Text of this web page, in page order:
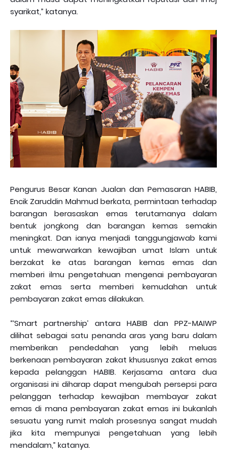
syarikat,” katanya.
Pengurus Besar Kanan Jualan dan Pemasaran HABIB,
Encik Zaruddin Mahmud berkata, permintaan terhadap
barangan berasaskan emas terutamanya dalam
bentuk jongkong dan barangan kemas semakin
meningkat. Dan ianya menjadi tanggungjawab kami
untuk mewarwarkan kewajiban umat Islam untuk
berzakat ke atas barangan kemas emas dan
memberi ilmu pengetahuan mengenai pembayaran
zakat emas serta memberi kemudahan untuk
pembayaran zakat emas dilakukan.
“‘Smart partnership’ antara HABIB dan PPZ-MAIWP
dilihat sebagai satu penanda aras yang baru dalam
memberikan pendedahan yang lebih meluas
berkenaan pembayaran zakat khususnya zakat emas
kepada pelanggan HABIB. Kerjasama antara dua
organisasi ini diharap dapat mengubah persepsi para
pelanggan terhadap kewajiban membayar zakat
emas di mana pembayaran zakat emas ini bukanlah
sesuatu yang rumit malah prosesnya sangat mudah
jika kita mempunyai pengetahuan yang lebih
mendalam,” katanya.